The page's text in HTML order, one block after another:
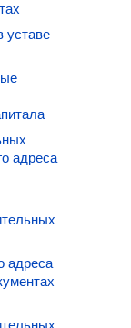
уставе
адреса
адреса